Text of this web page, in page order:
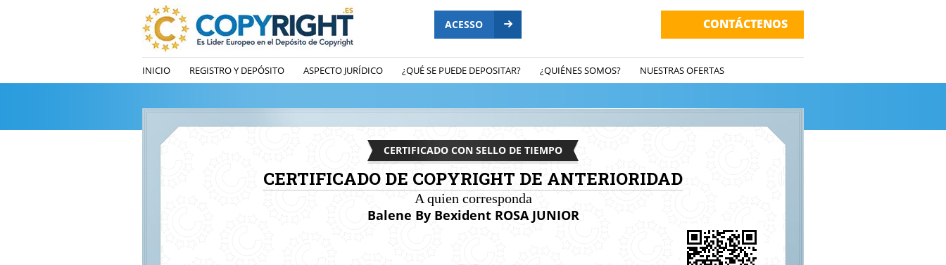
ACESSO CONTÁCTENOS
INICIO REGISTRO Y DEPÓSITO ASPECTO JURÍDICO ¿QUÉ SE PUEDE DEPOSITAR? ¿QUIÉNES SOMOS? NUESTRAS OFERTAS
CERTIFICADO CON SELLO DE TIEMPO
CERTIFICADO DE COPYRIGHT DE ANTERIORIDAD
A quien corresponda
Balene By Bexident ROSA JUNIOR